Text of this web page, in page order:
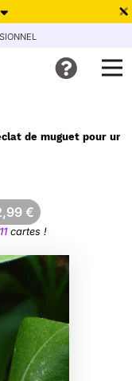
pour envoyer des
de muguet pour un
€
11cartes !